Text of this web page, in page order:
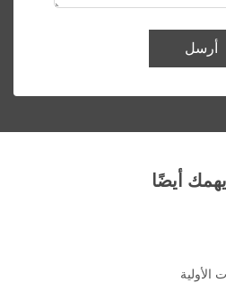
أرسل
أيضًا
الأولية